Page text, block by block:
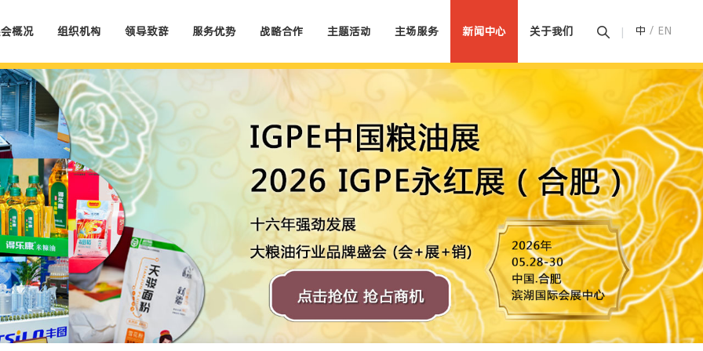
概况 组织机构 领导致辞 服务优势 战略合作 主题活动 主场服务 新闻中心 关于我们 中 / EN